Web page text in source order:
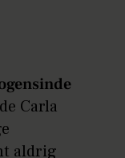
Carla
aldrig